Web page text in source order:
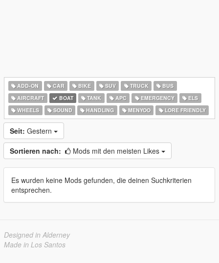
ADD-ON CAR BIKE SUV TRUCK
BUS
AIRCRAFT
BOAT TANK APC EMERGENCY
ELS
WHEELS
SOUND HANDLING MENYOO LORE FRIENDLY
Seit: Gestern
Sortieren nach: Mods mit den meisten Likes
Es wurden keine Mods gefunden, die deinen Suchkriterien
entsprechen.
Designed in Alderney
Made in Los Santos